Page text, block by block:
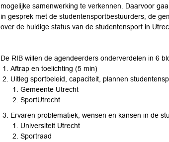
mogelijke samenwerking te verkennen. Daarvoor
in gesprek met de studentensportbestuurders, de
over de huidige status van de studentensport in
De RIB willen de agendeerders onderverdelen in 6
Aftrap en toelichting (5 min)
Uitleg sportbeleid, capaciteit, plannen
Gemeente Utrecht
SportUtrecht
Ervaren problematiek, wensen en kansen in de
Universiteit Utrecht
Sportraad